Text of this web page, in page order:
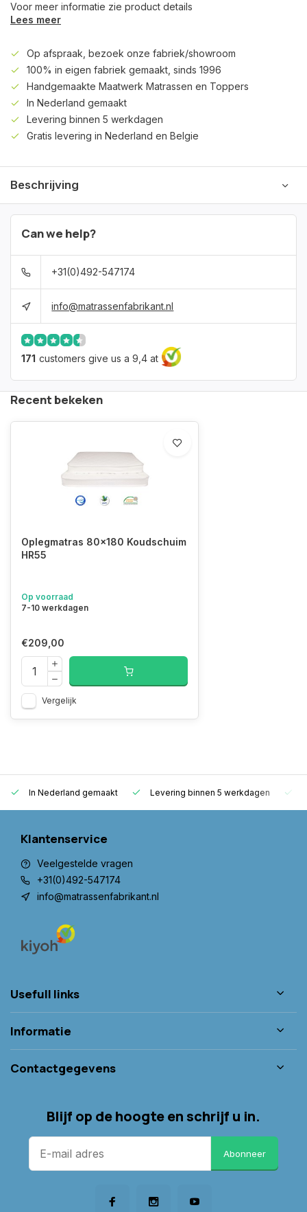
Voor meer informatie zie product details
Lees meer
Op afspraak, bezoek onze fabriek/showroom
100% in eigen fabriek gemaakt, sinds 1996
Handgemaakte Maatwerk Matrassen en Toppers
In Nederland gemaakt
Levering binnen 5 werkdagen
Gratis levering in Nederland en Belgie
Beschrijving
Can we help?
+31(0)492-547174
info@matrassenfabrikant.nl
171 customers give us a 9,4 at
Recent bekeken
Oplegmatras 80x180 Koudschuim
HR55
Op voorraad
7-10 werkdagen
€209,00
Vergelijk
In Nederland gemaakt Levering binnen 5 werkdagen
Klantenservice
Veelgestelde vragen
+31(0)492-547174
info@matrassenfabrikant.nl
Usefull links
Informatie
Contactgegevens
Blijf op de hoogte en schrijf u in.
Abonneer